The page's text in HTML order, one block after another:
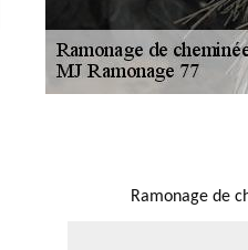
Ramonage de